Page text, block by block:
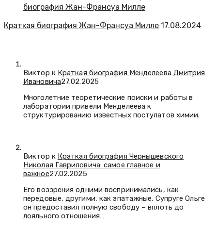
Краткая биография Жан-Франсуа Милле 17.08.2024
Виктор к Краткая биография Менделеева Дмитрия
Ивановича27.02.2025
Многолетние теоретические поиски и работы в
лаборатории привели Менделеева к
структурированию известных постулатов химии.
Виктор к Краткая биография Чернышевского
Николая Гавриловича: самое главное и
важное27.02.2025
Его воззрения одними воспринимались, как
передовые, другими, как эпатажные. Супруге Ольге
он предоставил полную свободу – вплоть до
лояльного отношения…